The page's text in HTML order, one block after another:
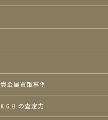
貴金属買取事例
K.G.B.の査定力